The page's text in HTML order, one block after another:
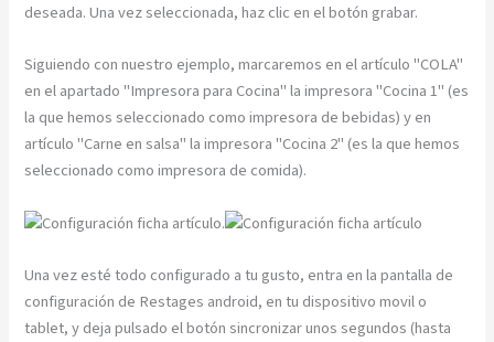
deseada. Una vez seleccionada, haz clic en el botón grabar.
Siguiendo con nuestro ejemplo, marcaremos en el artículo "COLA"
en el apartado "Impresora para Cocina" la impresora "Cocina 1" (es
la que hemos seleccionado como impresora de bebidas) y en
artículo "Carne en salsa" la impresora "Cocina 2" (es la que hemos
seleccionado como impresora de comida).
Una vez esté todo configurado a tu gusto, entra en la pantalla de
configuración de Restages android, en tu dispositivo movil o
tablet, y deja pulsado el botón sincronizar unos segundos (hasta